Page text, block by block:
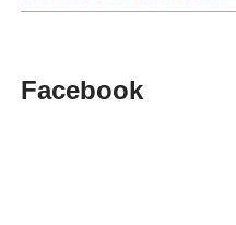
Facebook